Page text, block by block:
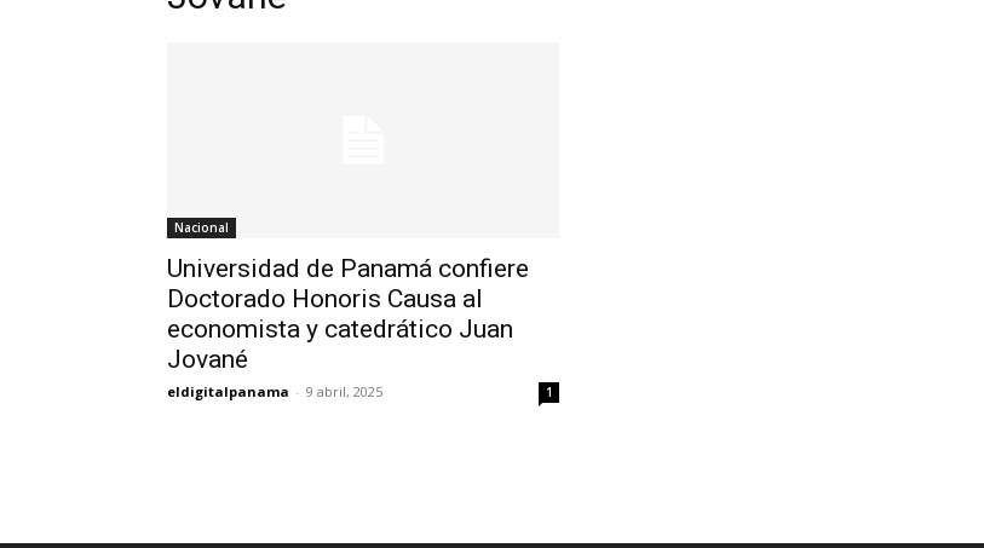
Nacional
Universidad de Panamá confiere
Doctorado Honoris Causa al
economista y catedrático Juan
Jované
eldigitalpanama - 9 abril, 2025 1